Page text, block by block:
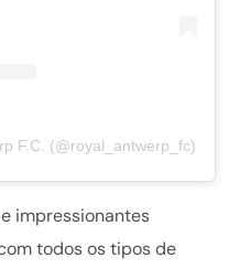
F.C. (@royal_antwerp_fc)
impressionantes
todos os tipos de